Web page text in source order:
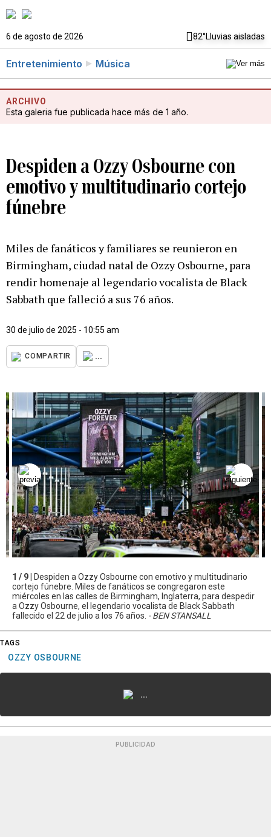
6 de agosto de 2026 82°Lluvias aisladas
Entretenimiento Música
ARCHIVO
Esta galeria fue publicada hace más de 1 año.
Despiden a Ozzy Osbourne con
emotivo y multitudinario cortejo
fúnebre
Miles de fanáticos y familiares se reunieron en
Birmingham, ciudad natal de Ozzy Osbourne, para
rendir homenaje al legendario vocalista de Black
Sabbath que falleció a sus 76 años.
30 de julio de 2025 - 10:55 am
COMPARTIR ...
1 / 9 |
Despiden a Ozzy Osbourne con emotivo y multitudinario
cortejo fúnebre. Miles de fanáticos se congregaron este
miércoles en las calles de Birmingham, Inglaterra, para despedir
a Ozzy Osbourne, el legendario vocalista de Black Sabbath
fallecido el 22 de julio a los 76 años. - BEN STANSALL
TAGS
OZZY OSBOURNE
...
PUBLICIDAD